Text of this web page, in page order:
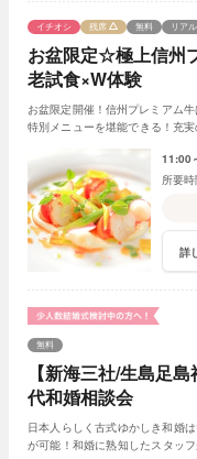
お盆限定☆極上信州
老試食×W体験
イチオシ 残席 無料 リア
お盆限定開催！信州プレミアム
特別メニューを堪能できる！充
11:00
詳
【新海三社/生島足
代和婚相談会
無料
日本人らしく古式ゆかしき和婚
が可能！和婚に熟知したスタッ